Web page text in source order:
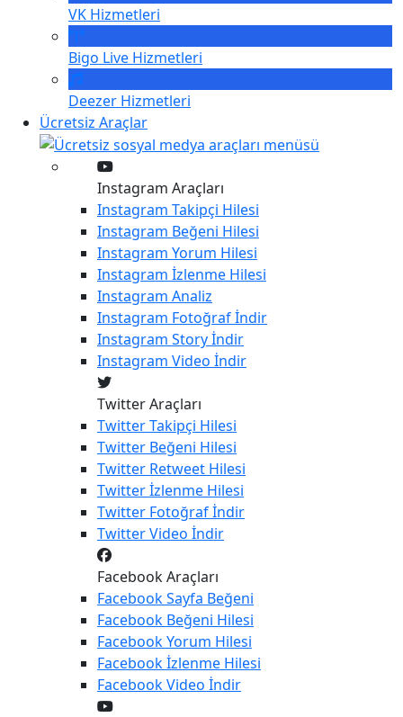
VK Hizmetleri
Bigo Live Hizmetleri
Deezer Hizmetleri
Ücretsiz Araçlar
Instagram Araçları
Instagram Takipçi Hilesi
Instagram Beğeni Hilesi
Instagram Yorum Hilesi
Instagram İzlenme Hilesi
Instagram Analiz
Instagram Fotoğraf İndir
Instagram Story İndir
Instagram Video İndir
Twitter Araçları
TwitterTakipçi Hilesi
Twitter Beğeni Hilesi
Twitter Retweet Hilesi
Twitterİzlenme Hilesi
Twitter Fotoğraf İndir
TwitterVideo İndir
Facebook Araçları
FacebookSayfa Beğeni
Facebook Beğeni Hilesi
FacebookYorum Hilesi
Facebookİzlenme Hilesi
FacebookVideo İndir